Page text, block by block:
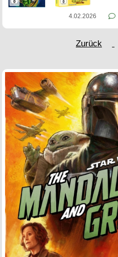
4.02.2026
Zurück